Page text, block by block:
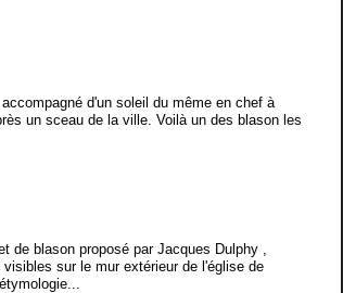
d'un soleil du même en chef à
un sceau de la ville. Voilà un des blason les
de blason proposé par Jacques Dulphy ,
sur le mur extérieur de l'église de